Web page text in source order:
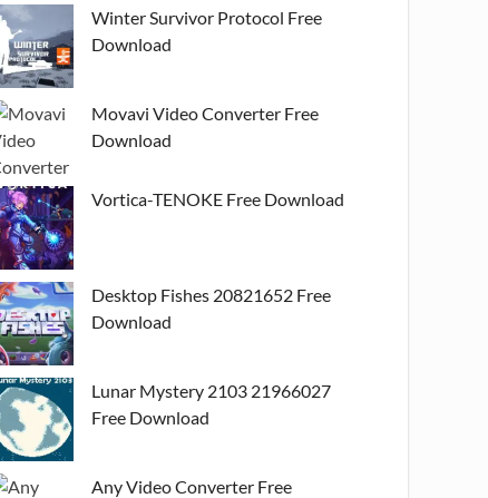
Winter Survivor Protocol Free
Download
Movavi Video Converter Free
Download
Vortica-TENOKE Free Download
Desktop Fishes 20821652 Free
Download
Lunar Mystery 2103 21966027
Free Download
Any Video Converter Free